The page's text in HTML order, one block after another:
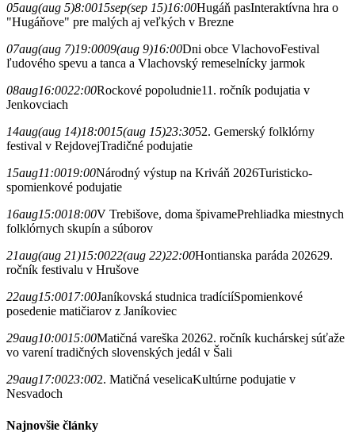
05aug(aug 5)8:0015sep(sep 15)16:00Hugáň pasInteraktívna hra o
"Hugáňove" pre malých aj veľkých v Brezne
07aug(aug 7)19:0009(aug 9)16:00Dni obce VlachovoFestival
ľudového spevu a tanca a Vlachovský remeselnícky jarmok
08aug16:0022:00Rockové popoludnie11. ročník podujatia v
Jenkovciach
14aug(aug 14)18:0015(aug 15)23:3052. Gemerský folklórny
festival v RejdovejTradičné podujatie
15aug11:0019:00Národný výstup na Kriváň 2026Turisticko-
spomienkové podujatie
16aug15:0018:00V Trebišove, doma špivamePrehliadka miestnych
folklórnych skupín a súborov
21aug(aug 21)15:0022(aug 22)22:00Hontianska paráda 202629.
ročník festivalu v Hrušove
22aug15:0017:00Janíkovská studnica tradíciíSpomienkové
posedenie matičiarov z Janíkoviec
29aug10:0015:00Matičná vareška 20262. ročník kuchárskej súťaže
vo varení tradičných slovenských jedál v Šali
29aug17:0023:002. Matičná veselicaKultúrne podujatie v
Nesvadoch
Najnovšie články